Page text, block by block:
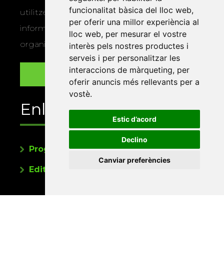
funcionalitat bàsica del lloc web,
per oferir una millor experiència al
lloc web, per mesurar el vostre
interès pels nostres productes i
serveis i per personalitzar les
interaccions de màrqueting, per
oferir anuncis més rellevants per a
vostè.
Estic d’acord
Declino
Canviar preferències
utilitzem les vostres dades per a enviar-vos
informació sobre els actes i activitats que
organitza la Xarxa Vives.
Enllaços
Programa de publicacions
Editorials universitàries a Twitter